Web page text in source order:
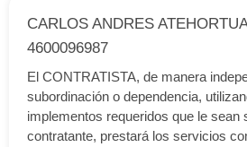
CARLOS ANDRES
4600096987
El CONTRATISTA, de manera
subordinación o dependencia,
implementos requeridos que le sean
contratante, prestará los servicios